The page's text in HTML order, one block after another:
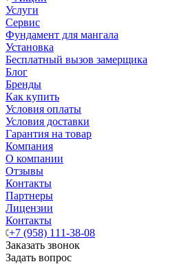
Услуги
Сервис
Фундамент для мангала
Установка
Бесплатный вызов замерщика
Блог
Бренды
Как купить
Условия оплаты
Условия доставки
Гарантия на товар
Компания
О компании
Отзывы
Контакты
Партнеры
Лицензии
Контакты
+7 (958) 111-38-08
Заказать звонок
Задать вопрос